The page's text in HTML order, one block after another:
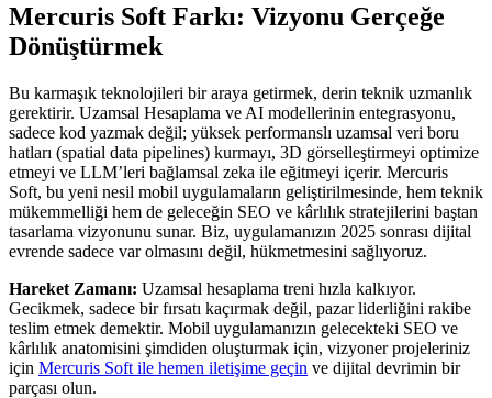
Mercuris Soft Farkı: Vizyonu Gerçeğe
Dönüştürmek
Bu karmaşık teknolojileri bir araya getirmek, derin teknik uzmanlık
gerektirir. Uzamsal Hesaplama ve AI modellerinin entegrasyonu,
sadece kod yazmak değil; yüksek performanslı uzamsal veri boru
hatları (spatial data pipelines) kurmayı, 3D görselleştirmeyi optimize
etmeyi ve LLM’leri bağlamsal zeka ile eğitmeyi içerir. Mercuris
Soft, bu yeni nesil mobil uygulamaların geliştirilmesinde, hem teknik
mükemmelliği hem de geleceğin SEO ve kârlılık stratejilerini baştan
tasarlama vizyonunu sunar. Biz, uygulamanızın 2025 sonrası dijital
evrende sadece var olmasını değil, hükmetmesini sağlıyoruz.
Hareket Zamanı: Uzamsal hesaplama treni hızla kalkıyor.
Gecikmek, sadece bir fırsatı kaçırmak değil, pazar liderliğini rakibe
teslim etmek demektir. Mobil uygulamanızın gelecekteki SEO ve
kârlılık anatomisini şimdiden oluşturmak için, vizyoner projeleriniz
için Mercuris Soft ile hemen iletişime geçin ve dijital devrimin bir
parçası olun.